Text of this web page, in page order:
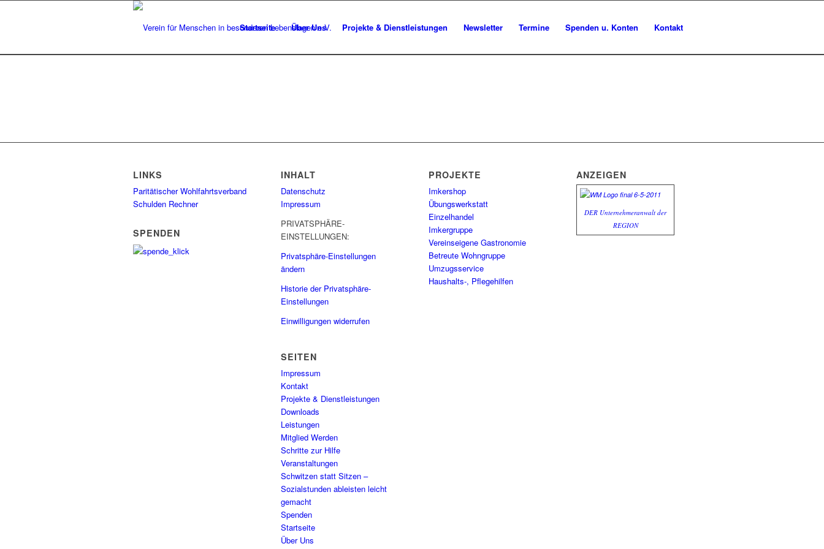
Startseite Über Uns Projekte & Dienstleistungen Newsletter Termine Spenden u. Konten Kontakt
LINKS
Paritätischer Wohlfahrtsverband
Schulden Rechner
SPENDEN
INHALT
Datenschutz
Impressum
PRIVATSPHÄRE-
EINSTELLUNGEN:
Privatsphäre-Einstellungen
ändern
Historie der Privatsphäre-
Einstellungen
Einwilligungen widerrufen
SEITEN
Impressum
Kontakt
Projekte & Dienstleistungen
Downloads
Leistungen
Mitglied Werden
Schritte zur Hilfe
Veranstaltungen
Schwitzen statt Sitzen –
Sozialstunden ableisten leicht
gemacht
Spenden
Startseite
Über Uns
PROJEKTE
Imkershop
Übungswerkstatt
Einzelhandel
Imkergruppe
Vereinseigene Gastronomie
Betreute Wohngruppe
Umzugsservice
Haushalts-, Pflegehilfen
ANZEIGEN
DER Unternehmeranwalt der
REGION